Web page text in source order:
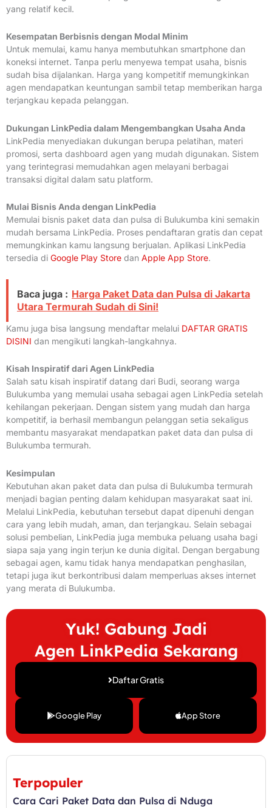
yang relatif kecil.
Kesempatan Berbisnis dengan Modal Minim
Untuk memulai, kamu hanya membutuhkan smartphone dan
koneksi internet. Tanpa perlu menyewa tempat usaha, bisnis
sudah bisa dijalankan. Harga yang kompetitif memungkinkan
agen mendapatkan keuntungan sambil tetap memberikan harga
terjangkau kepada pelanggan.
Dukungan LinkPedia dalam Mengembangkan Usaha Anda
LinkPedia menyediakan dukungan berupa pelatihan, materi
promosi, serta dashboard agen yang mudah digunakan. Sistem
yang terintegrasi memudahkan agen melayani berbagai
transaksi digital dalam satu platform.
Mulai Bisnis Anda dengan LinkPedia
Memulai bisnis paket data dan pulsa di Bulukumba kini semakin
mudah bersama LinkPedia. Proses pendaftaran gratis dan cepat
memungkinkan kamu langsung berjualan. Aplikasi LinkPedia
tersedia di Google Play Store dan Apple App Store.
Baca juga : Harga Paket Data dan Pulsa di Jakarta
Utara Termurah Sudah di Sini!
Kamu juga bisa langsung mendaftar melalui DAFTAR GRATIS
DISINI dan mengikuti langkah-langkahnya.
Kisah Inspiratif dari Agen LinkPedia
Salah satu kisah inspiratif datang dari Budi, seorang warga
Bulukumba yang memulai usaha sebagai agen LinkPedia setelah
kehilangan pekerjaan. Dengan sistem yang mudah dan harga
kompetitif, ia berhasil membangun pelanggan setia sekaligus
membantu masyarakat mendapatkan paket data dan pulsa di
Bulukumba termurah.
Kesimpulan
Kebutuhan akan paket data dan pulsa di Bulukumba termurah
menjadi bagian penting dalam kehidupan masyarakat saat ini.
Melalui LinkPedia, kebutuhan tersebut dapat dipenuhi dengan
cara yang lebih mudah, aman, dan terjangkau. Selain sebagai
solusi pembelian, LinkPedia juga membuka peluang usaha bagi
siapa saja yang ingin terjun ke dunia digital. Dengan bergabung
sebagai agen, kamu tidak hanya mendapatkan penghasilan,
tetapi juga ikut berkontribusi dalam memperluas akses internet
yang merata di Bulukumba.
Yuk! Gabung Jadi
Agen LinkPedia Sekarang
Daftar Gratis
Google Play App Store
Terpopuler
Cara Cari Paket Data dan Pulsa di Nduga